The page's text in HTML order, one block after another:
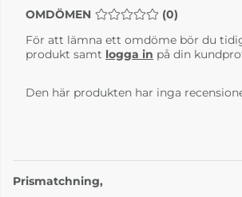
OMDÖMEN MEDELBETYG 0 AV 5
(0)
För att lämna ett omdöme bör du
produkt samt logga in på din
Den här produkten har inga
Prismatchning,